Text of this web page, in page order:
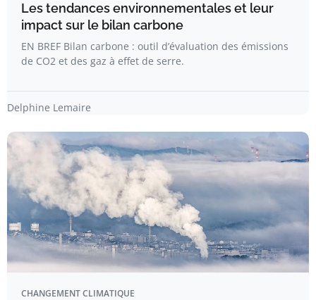
Les tendances environnementales et leur
impact sur le bilan carbone
EN BREF Bilan carbone : outil d’évaluation des émissions
de CO2 et des gaz à effet de serre.
Delphine Lemaire
CHANGEMENT CLIMATIQUE